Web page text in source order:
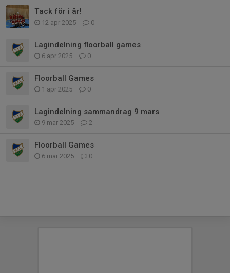
Tack för i år!
12 apr 2025 0
Lagindelning floorball games
6 apr 2025 0
Floorball Games
1 apr 2025 0
Lagindelning sammandrag 9 mars
9 mar 2025 2
Floorball Games
6 mar 2025 0